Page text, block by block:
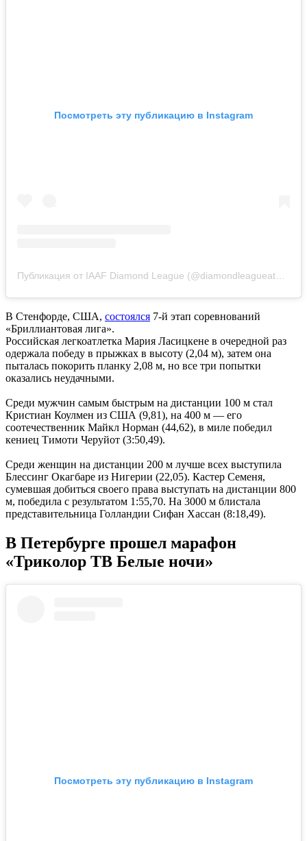
Посмотреть эту публикацию в Instagram
В Стенфорде, США, состоялся 7-й этап соревнований
«Бриллиантовая лига».
Российская легкоатлетка Мария Ласицкене в очередной раз
одержала победу в прыжках в высоту (2,04 м), затем она
пыталась покорить планку 2,08 м, но все три попытки
оказались неудачными.
Среди мужчин самым быстрым на дистанции 100 м стал
Кристиан Коулмен из США (9,81), на 400 м — его
соотечественник Майкл Норман (44,62), в миле победил
кениец Тимоти Черуйот (3:50,49).
Среди женщин на дистанции 200 м лучше всех выступила
Блессинг Окагбаре из Нигерии (22,05). Кастер Семеня,
сумевшая добиться своего права выступать на дистанции 800
м, победила с результатом 1:55,70. На 3000 м блистала
представительница Голландии Сифан Хассан (8:18,49).
В Петербурге прошел марафон
«Триколор ТВ Белые ночи»
Посмотреть эту публикацию в Instagram